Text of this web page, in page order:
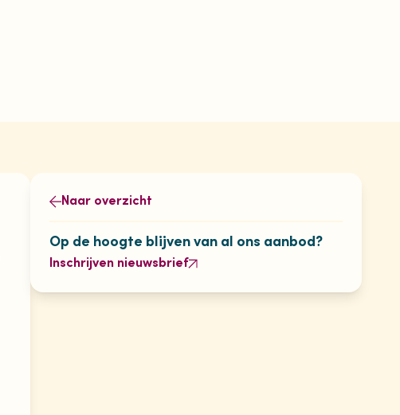
Naar overzicht
Op de hoogte blijven van al ons aanbod?
Inschrijven nieuwsbrief